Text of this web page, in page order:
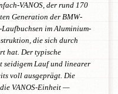
VANOS, der rund 170
Generation der BMW-
im Aluminium-
die sich durch
hat. Der typische
seidigem Lauf und linearer
voll ausgeprägt. Die
VANOS-Einheit —